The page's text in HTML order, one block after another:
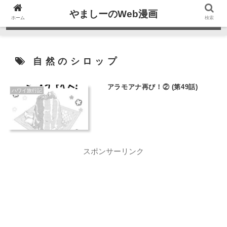
自然のシロップ
ハワイ旅行記 アラモアナ再び！② (第49話)
スポンサーリンク
ホーム やましーのWeb漫画 検索